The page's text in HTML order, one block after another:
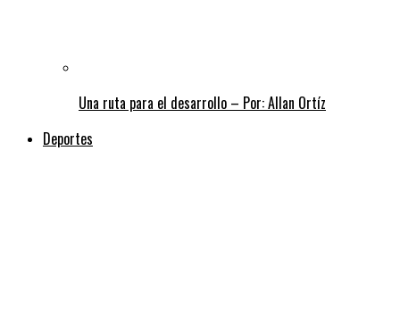
Una ruta para el desarrollo – Por: Allan Ortíz
Deportes